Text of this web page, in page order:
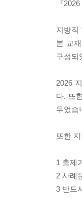
『
지방직
본 교
구성되
2026
다. 또
두었습
또한
1 출제
2 사례
3 반드